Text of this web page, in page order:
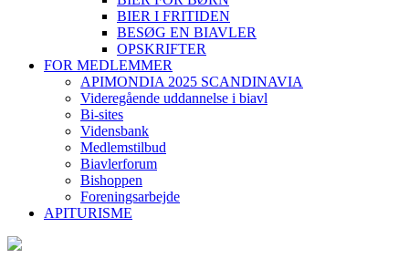
BIER I FRITIDEN
BESØG EN BIAVLER
OPSKRIFTER
FOR MEDLEMMER
APIMONDIA 2025 SCANDINAVIA
Videregående uddannelse i biavl
Bi-sites
Vidensbank
Medlemstilbud
Biavlerforum
Bishoppen
Foreningsarbejde
APITURISME